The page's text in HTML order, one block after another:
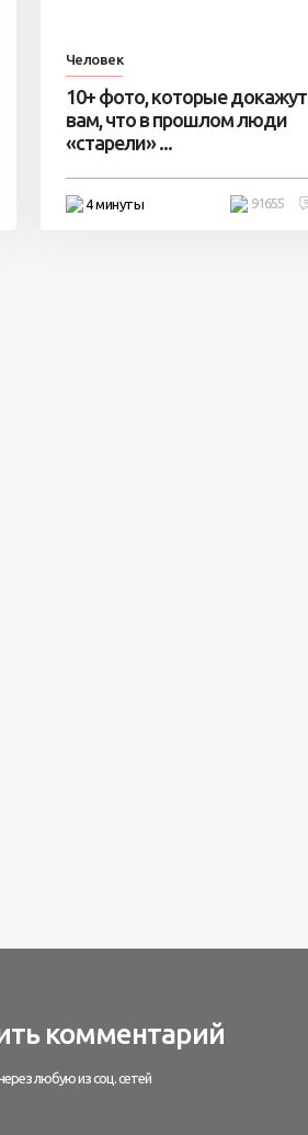
Человек
10+ фото, которые докажут
вам, что в прошлом люди
«старели» ...
4 минуты 91655
комментарий
любую из соц. сетей